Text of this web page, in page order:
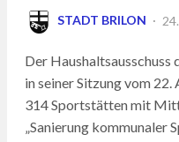
STADT BRILON
Der Haushaltsausschuss
in seiner Sitzung vom
314 Sportstätten mit
„Sanierung kommunaler